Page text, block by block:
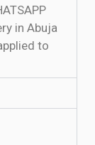
in Abuja
to